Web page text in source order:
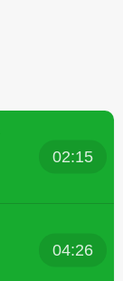
02:15
04:26